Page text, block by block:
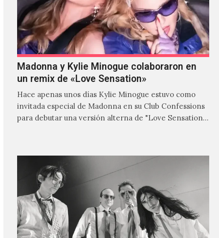
Madonna y Kylie Minogue colaboraron en
un remix de «Love Sensation»
Hace apenas unos días Kylie Minogue estuvo como
invitada especial de Madonna en su Club Confessions
para debutar una versión alterna de "Love Sensation",